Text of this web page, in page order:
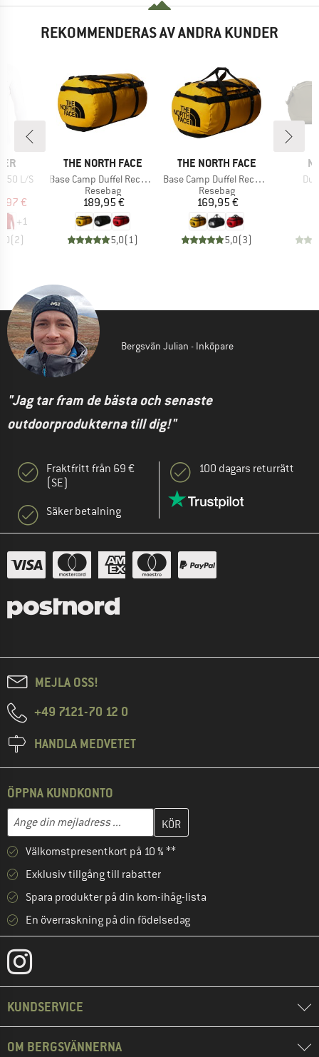
REKOMMENDERAS AV ANDRA KUNDER
50 L/S
pris
€
+1
(2)
VARUMÄRKE
THE NORTH FACE
Produkter
Base Camp Duffel Recycled XXL
Produktgrupp
Resebag
Pris
189,95 €
5,0(1)
VARUMÄRKE
THE NORTH FACE
Produkter
Base Camp Duffel Recycled Extra Large
Produktgrupp
Resebag
Pris
169,95 €
5,0(3)
Bergsvän Julian - Inköpare
"Jag tar fram de bästa och senaste
outdoorprodukterna till dig!"
Fraktfritt från 69 €
(SE)
Säker betalning
100 dagars returrätt
MEJLA OSS!
+49 7121-70 12 0
HANDLA MEDVETET
ÖPPNA KUNDKONTO
Mejladress
Skriv in din e-postadress här och skapa ditt kundkonto i nästa
Välkomstpresentkort på 10 % **
Exklusiv tillgång till rabatter
Spara produkter på din kom-ihåg-lista
En överraskning på din födelsedag
KUNDSERVICE
OM BERGSVÄNNERNA